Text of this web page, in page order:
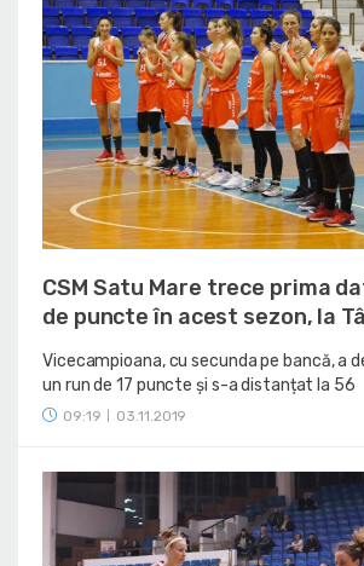
CSM Satu Mare trece prima
de puncte în acest sezon, la
Vicecampioana, cu secunda pe bancă, a
un run de 17 puncte și s-a distanțat la 56
09:19 03.11.2019